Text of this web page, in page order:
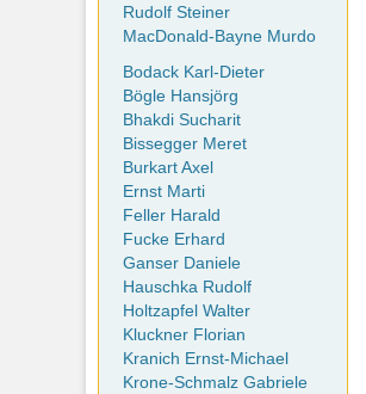
Rudolf Steiner
MacDonald-Bayne Murdo
Bodack Karl-Dieter
Bögle Hansjörg
Bhakdi Sucharit
Bissegger Meret
Burkart Axel
Ernst Marti
Feller Harald
Fucke Erhard
Ganser Daniele
Hauschka Rudolf
Holtzapfel Walter
Kluckner Florian
Kranich Ernst-Michael
Krone-Schmalz Gabriele